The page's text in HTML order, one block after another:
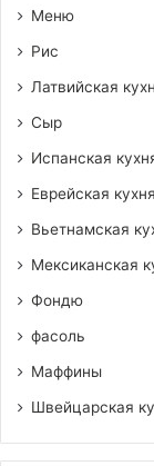
Меню
Рис
Латвийская
Сыр
Испанская
Еврейская кухня
Вьетнамская
Мексиканская
Фондю
фасоль
Маффины
Швейцарская